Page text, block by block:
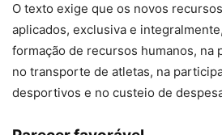
O texto exige que os novos
aplicados, exclusiva e
formação de recursos humanos, na
no transporte de atletas, na
desportivos e no custeio de